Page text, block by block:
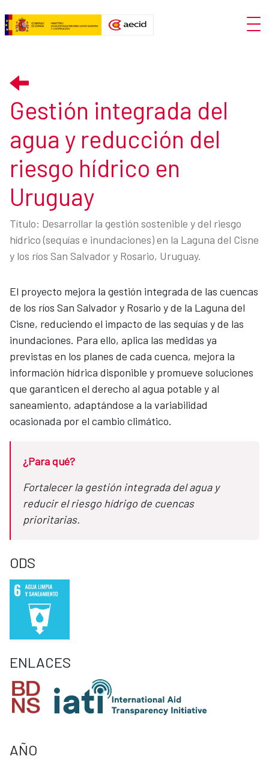
Gestión integrada del
agua y reducción del
riesgo hídrico en
Uruguay
Título: Desarrollar la gestión sostenible y del riesgo
hídrico (sequías e inundaciones) en la Laguna del Cisne
y los ríos San Salvador y Rosario, Uruguay.
El proyecto mejora la gestión integrada de las cuencas
de los ríos San Salvador y Rosario y de la Laguna del
Cisne, reduciendo el impacto de las sequías y de las
inundaciones. Para ello, aplica las medidas ya
previstas en los planes de cada cuenca, mejora la
información hídrica disponible y promueve soluciones
que garanticen el derecho al agua potable y al
saneamiento, adaptándose a la variabilidad
ocasionada por el cambio climático.
¿Para qué?
Fortalecer la gestión integrada del agua y
reducir el riesgo hídrigo de cuencas
prioritarias.
ODS
ENLACES
AÑO